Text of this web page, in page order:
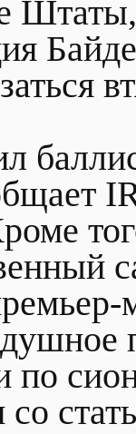
Штаты,
со